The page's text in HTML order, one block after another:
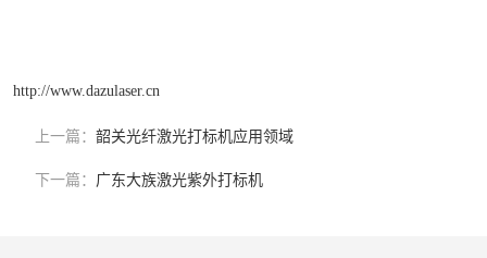
http://www.dazulaser.cn
上一篇： 韶关光纤激光打标机应用领域
下一篇： 广东大族激光紫外打标机